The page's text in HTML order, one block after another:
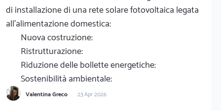
di installazione di una rete solare fotovoltaica legata
all'alimentazione domestica:
Nuova costruzione:
Ristrutturazione:
Riduzione delle bollette energetiche:
Sostenibilità ambientale:
Valentina Greco 23 Apr 2026